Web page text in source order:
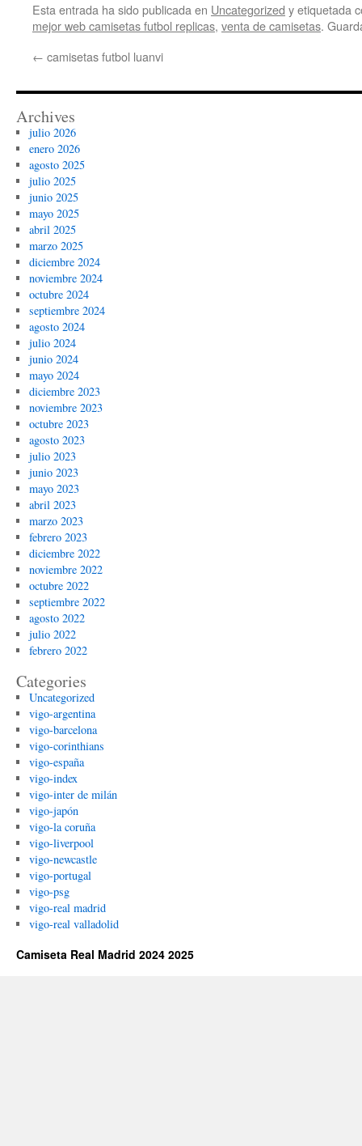
Esta entrada ha sido publicada en Uncategorized y etiquetada
mejor web camisetas futbol replicas, venta de camisetas.
← camisetas futbol luanvi
Archives
julio 2026
enero 2026
agosto 2025
julio 2025
junio 2025
mayo 2025
abril 2025
marzo 2025
diciembre 2024
noviembre 2024
octubre 2024
septiembre 2024
agosto 2024
julio 2024
junio 2024
mayo 2024
diciembre 2023
noviembre 2023
octubre 2023
agosto 2023
julio 2023
junio 2023
mayo 2023
abril 2023
marzo 2023
febrero 2023
diciembre 2022
noviembre 2022
octubre 2022
septiembre 2022
agosto 2022
julio 2022
febrero 2022
Categories
Uncategorized
vigo-argentina
vigo-barcelona
vigo-corinthians
vigo-españa
vigo-index
vigo-inter de milán
vigo-japón
vigo-la coruña
vigo-liverpool
vigo-newcastle
vigo-portugal
vigo-psg
vigo-real madrid
vigo-real valladolid
Camiseta Real Madrid 2024 2025